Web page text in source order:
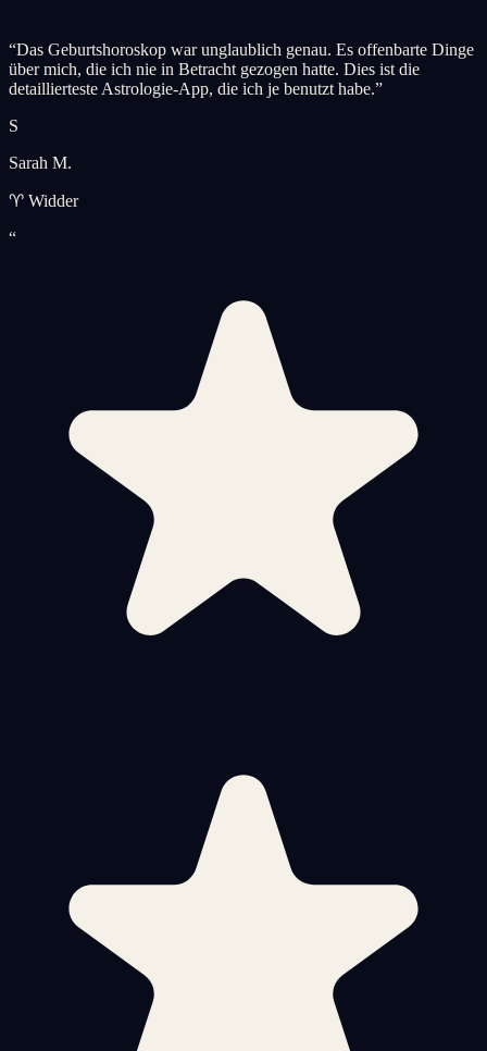
“Das Geburtshoroskop war unglaublich genau. Es offenbarte Dinge
über mich, die ich nie in Betracht gezogen hatte. Dies ist die
detaillierteste Astrologie-App, die ich je benutzt habe.”
S
Sarah M.
♈ Widder
“